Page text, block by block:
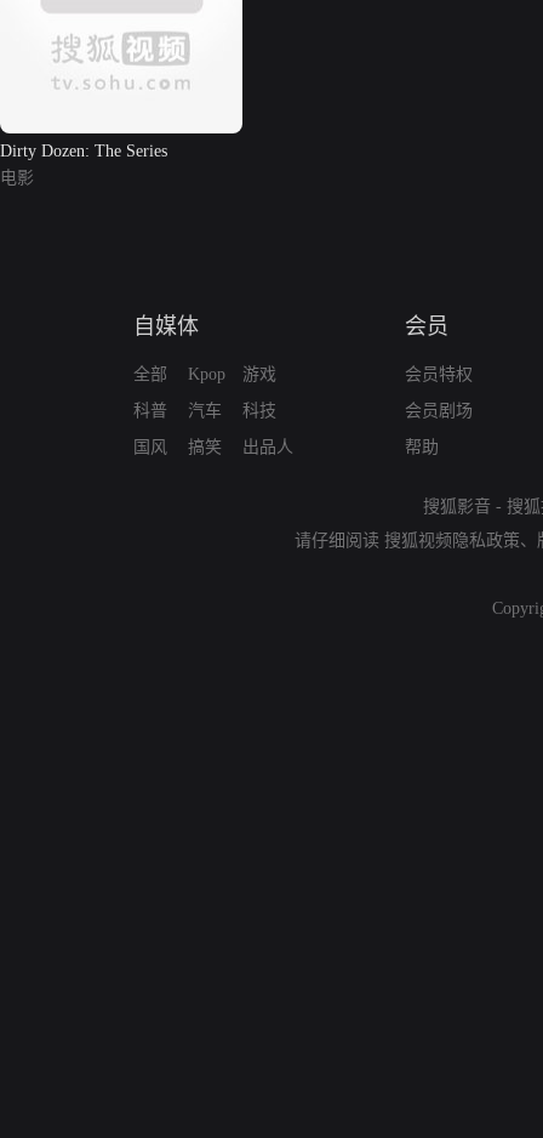
Dirty Dozen: The Series
电影
自媒体
全部
科普
国风
Kpop
汽车
搞笑
游戏
科技
出品人
会员
会员特权
会员剧场
帮助
搜狐影音 - 搜
请仔细阅读 搜狐视频隐私政策、